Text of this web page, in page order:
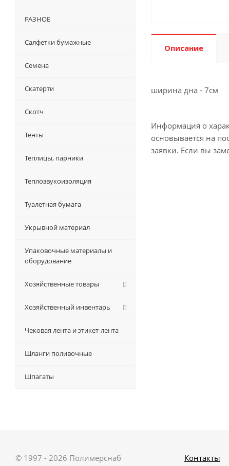
Описание
ширина дна - 7см
Информация о
основывается на
заявки. Если вы
РАЗНОЕ
Салфетки бумажные
Семена
Скатерти
Скотч
Тенты
Теплицы, парники
Теплозвукоизоляция
Туалетная бумага
Укрывной материал
Упаковочные материалы и
оборудование
Хозяйственные товары
Хозяйственный инвентарь
Чековая лента и этикет-лента
Шланги поливочные
Шпагаты
© 1997 - 2026 Полимерснаб Контакты